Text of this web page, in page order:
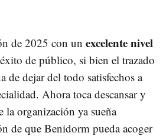
de 2025 con un excelente nivel
de público, si bien el trazado
de dejar del todo satisfechos a
Ahora toca descansar y
la organización ya sueña
de que Benidorm pueda acoger